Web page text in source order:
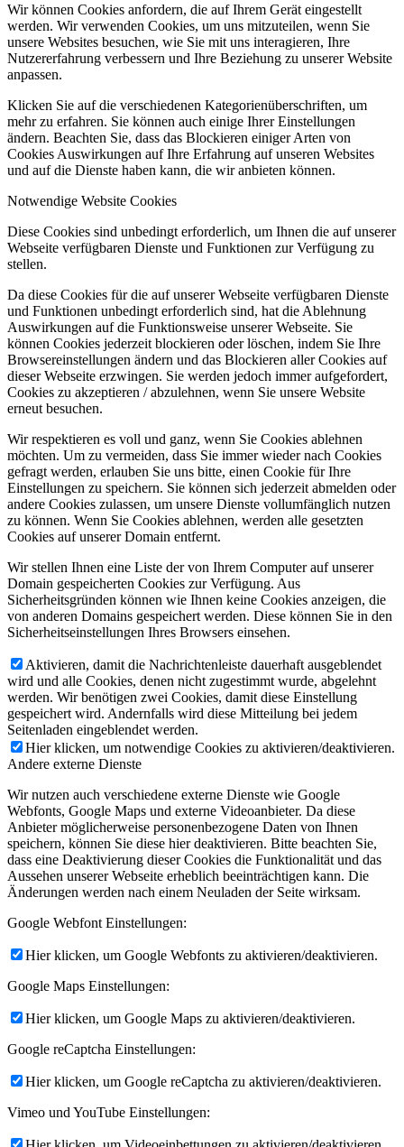
Wir können Cookies anfordern, die auf Ihrem Gerät eingestellt
werden. Wir verwenden Cookies, um uns mitzuteilen, wenn Sie
unsere Websites besuchen, wie Sie mit uns interagieren, Ihre
Nutzererfahrung verbessern und Ihre Beziehung zu unserer Website
anpassen.
Klicken Sie auf die verschiedenen Kategorienüberschriften, um
mehr zu erfahren. Sie können auch einige Ihrer Einstellungen
ändern. Beachten Sie, dass das Blockieren einiger Arten von
Cookies Auswirkungen auf Ihre Erfahrung auf unseren Websites
und auf die Dienste haben kann, die wir anbieten können.
Notwendige Website Cookies
Diese Cookies sind unbedingt erforderlich, um Ihnen die auf unserer
Webseite verfügbaren Dienste und Funktionen zur Verfügung zu
stellen.
Da diese Cookies für die auf unserer Webseite verfügbaren Dienste
und Funktionen unbedingt erforderlich sind, hat die Ablehnung
Auswirkungen auf die Funktionsweise unserer Webseite. Sie
können Cookies jederzeit blockieren oder löschen, indem Sie Ihre
Browsereinstellungen ändern und das Blockieren aller Cookies auf
dieser Webseite erzwingen. Sie werden jedoch immer aufgefordert,
Cookies zu akzeptieren / abzulehnen, wenn Sie unsere Website
erneut besuchen.
Wir respektieren es voll und ganz, wenn Sie Cookies ablehnen
möchten. Um zu vermeiden, dass Sie immer wieder nach Cookies
gefragt werden, erlauben Sie uns bitte, einen Cookie für Ihre
Einstellungen zu speichern. Sie können sich jederzeit abmelden oder
andere Cookies zulassen, um unsere Dienste vollumfänglich nutzen
zu können. Wenn Sie Cookies ablehnen, werden alle gesetzten
Cookies auf unserer Domain entfernt.
Wir stellen Ihnen eine Liste der von Ihrem Computer auf unserer
Domain gespeicherten Cookies zur Verfügung. Aus
Sicherheitsgründen können wie Ihnen keine Cookies anzeigen, die
von anderen Domains gespeichert werden. Diese können Sie in den
Sicherheitseinstellungen Ihres Browsers einsehen.
Aktivieren, damit die Nachrichtenleiste dauerhaft ausgeblendet
wird und alle Cookies, denen nicht zugestimmt wurde, abgelehnt
werden. Wir benötigen zwei Cookies, damit diese Einstellung
gespeichert wird. Andernfalls wird diese Mitteilung bei jedem
Seitenladen eingeblendet werden.
Hier klicken, um notwendige Cookies zu aktivieren/deaktivieren.
Andere externe Dienste
Wir nutzen auch verschiedene externe Dienste wie Google
Webfonts, Google Maps und externe Videoanbieter. Da diese
Anbieter möglicherweise personenbezogene Daten von Ihnen
speichern, können Sie diese hier deaktivieren. Bitte beachten Sie,
dass eine Deaktivierung dieser Cookies die Funktionalität und das
Aussehen unserer Webseite erheblich beeinträchtigen kann. Die
Änderungen werden nach einem Neuladen der Seite wirksam.
Google Webfont Einstellungen:
Hier klicken, um Google Webfonts zu aktivieren/deaktivieren.
Google Maps Einstellungen:
Hier klicken, um Google Maps zu aktivieren/deaktivieren.
Google reCaptcha Einstellungen:
Hier klicken, um Google reCaptcha zu aktivieren/deaktivieren.
Vimeo und YouTube Einstellungen: